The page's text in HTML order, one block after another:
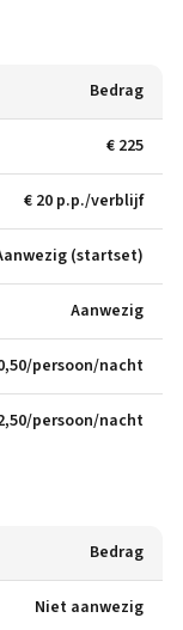
Bedrag
€ 225
€ 20 p.p./verblijf
(startset)
Aanwezig
persoon/nacht
persoon/nacht
Bedrag
Niet aanwezig